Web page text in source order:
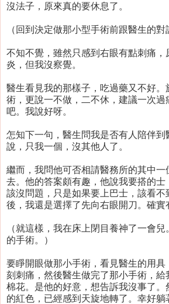
沒法子，原來真的要休息了。
（回到決定做那小型手術前跟醫生的對
不知不覺，雖然只感到右眼有點刺痛，
炎，但我沒察覺。
醫生看見我的那樣子，吃過藥又不好。
術，更說一不做，二不休，建議一次過
吧。我說好呀。
怎知下一句，醫生問我是否有人陪伴到
說，只我一個，沒其他人了。
繼而，我問他可否相請醫務所的其中一
去。他的答案頗有趣，他說我要搭的士
該沒問題，只是如果要上巴士，該看不
後，我還是選擇了先向右眼開刀。確實
（就這樣，我在床上閉目養神了一會
的手術。）
要睜開眼做那小手術，看見醫生的用具
刻刺痛，然後醫生做完了那小手術，給
棉花。是他的好意，想告訴我沒事了。
的紅色，已經感到天旋地轉了。幸好躺